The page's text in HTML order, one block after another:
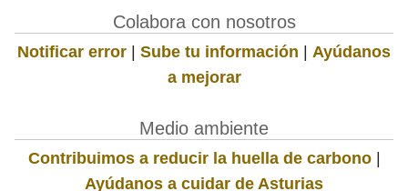
Colabora con nosotros
Notificar error | Sube tu información | Ayúdanos
a mejorar
Medio ambiente
Contribuimos a reducir la huella de carbono|
Ayúdanos a cuidar de Asturias